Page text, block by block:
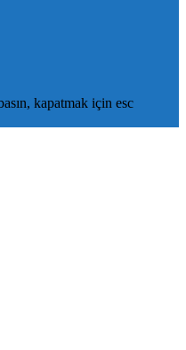
kapatmak için esc